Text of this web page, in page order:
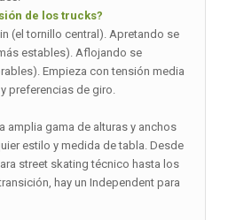
de los trucks?
(el tornillo central). Apretando se
estables). Aflojando se
Empieza con tensión media
preferencias de giro.
amplia gama de alturas y anchos
estilo y medida de tabla. Desde
street skating técnico hasta los
hay un Independent para